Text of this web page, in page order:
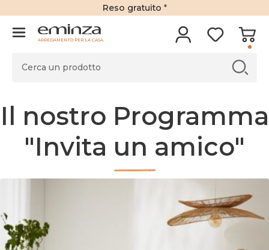
Reso gratuito *
ARREDAMENTO PER LA CASA
Il nostro Programma
"Invita un amico"